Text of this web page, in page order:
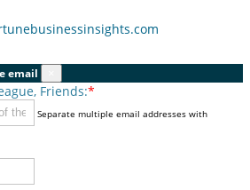
email
Friends:*
Separate multiple email addresses with